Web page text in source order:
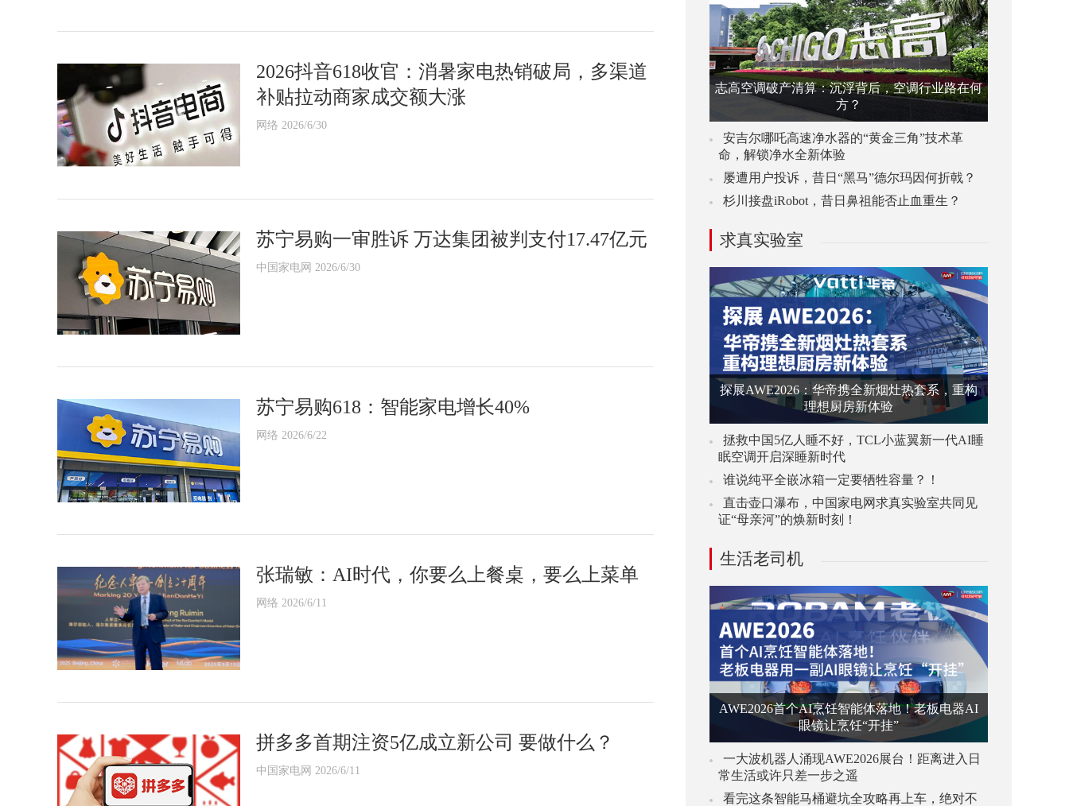
2026抖音618收官：消暑家电热销破局，多渠道
补贴拉动商家成交额大涨
网络 2026/6/30
苏宁易购一审胜诉 万达集团被判支付17.47亿元
中国家电网 2026/6/30
苏宁易购618：智能家电增长40%
网络 2026/6/22
张瑞敏：AI时代，你要么上餐桌，要么上菜单
网络 2026/6/11
拼多多首期注资5亿成立新公司 要做什么？
中国家电网 2026/6/11
志高空调破产清算：沉浮背后，空调行业路在何
方？
安吉尔哪吒高速净水器的“黄金三角”技术革
命，解锁净水全新体验
屡遭用户投诉，昔日“黑马”德尔玛因何折戟？
杉川接盘iRobot，昔日鼻祖能否止血重生？
求真实验室
探展AWE2026：华帝携全新烟灶热套系，重构
理想厨房新体验
拯救中国5亿人睡不好，TCL小蓝翼新一代AI睡
眠空调开启深睡新时代
谁说纯平全嵌冰箱一定要牺牲容量？！
直击壶口瀑布，中国家电网求真实验室共同见
证“母亲河”的焕新时刻！
生活老司机
AWE2026首个AI烹饪智能体落地！老板电器AI
眼镜让烹饪“开挂”
一大波机器人涌现AWE2026展台！距离进入日
常生活或许只差一步之遥
看完这条智能马桶避坑全攻略再上车，绝对不